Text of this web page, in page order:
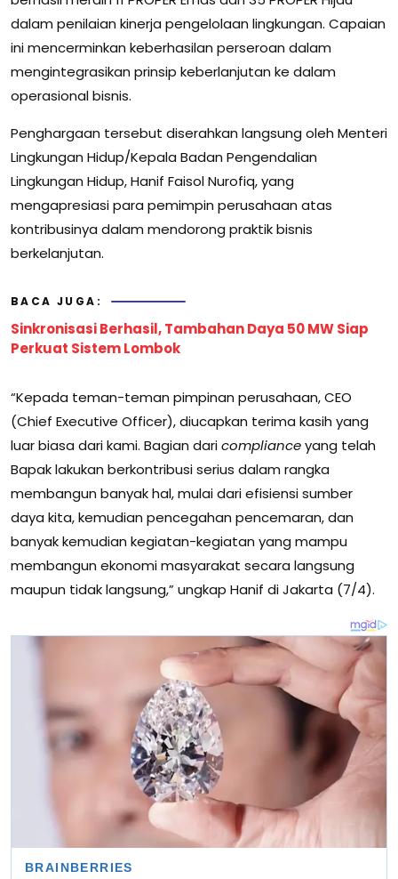
dalam penilaian kinerja pengelolaan lingkungan. Capaian
ini mencerminkan keberhasilan perseroan dalam
mengintegrasikan prinsip keberlanjutan ke dalam
operasional bisnis.
Penghargaan tersebut diserahkan langsung oleh Menteri
Lingkungan Hidup/Kepala Badan Pengendalian
Lingkungan Hidup, Hanif Faisol Nurofiq, yang
mengapresiasi para pemimpin perusahaan atas
kontribusinya dalam mendorong praktik bisnis
berkelanjutan.
BACA JUGA:
Sinkronisasi Berhasil, Tambahan Daya 50 MW Siap
Perkuat Sistem Lombok
“Kepada teman-teman pimpinan perusahaan, CEO
(Chief Executive Officer), diucapkan terima kasih yang
luar biasa dari kami. Bagian daricomplianceyang telah
Bapak lakukan berkontribusi serius dalam rangka
membangun banyak hal, mulai dari efisiensi sumber
daya kita, kemudian pencegahan pencemaran, dan
banyak kemudian kegiatan-kegiatan yang mampu
membangun ekonomi masyarakat secara langsung
maupun tidak langsung,” ungkap Hanif di Jakarta (7/4).